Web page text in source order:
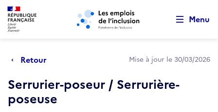
Aller au menu principal Aller au contenu principal
Menu
Retour Mise à jour le 30/03/2026
Serrurier-poseur / Serrurière-
poseuse
Retour au début de la page
Panneau de gestion des cookies